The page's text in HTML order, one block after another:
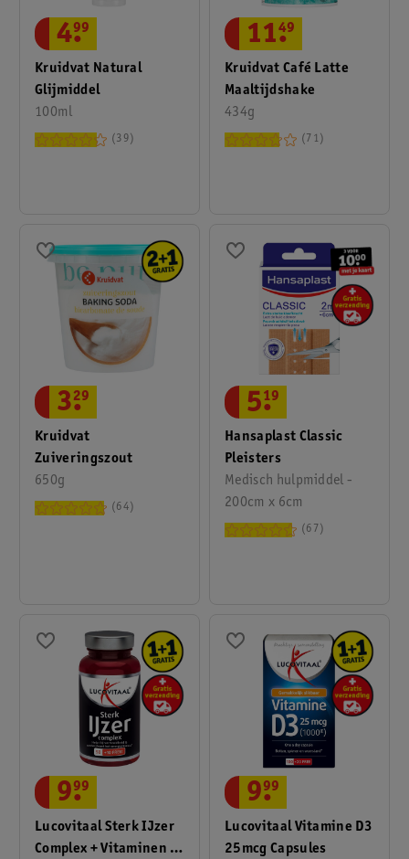
Kruidvat Natural
Glijmiddel
100ml
4.
99
39
Kruidvat Café Latte
Maaltijdshake
434g
11.
49
71
Kruidvat
Zuiveringszout
650g
3.
29
64
Hansaplast Classic
Pleisters
Medisch hulpmiddel -
200cm x 6cm
5.
19
67
Lucovitaal Sterk IJzer
Complex + Vitaminen &
9.
99
Lucovitaal Vitamine D3
25mcg Capsules
9.
99